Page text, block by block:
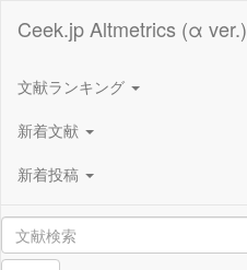
Ceek.jp Altmetrics (α ver.)
文献ランキング
新着文献
新着投稿